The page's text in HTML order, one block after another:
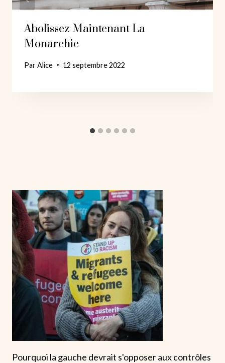
Abolissez Maintenant La
Monarchie
ParAlice 12 septembre 2022
Pourquoi la gauche devrait s'opposer aux contrôles